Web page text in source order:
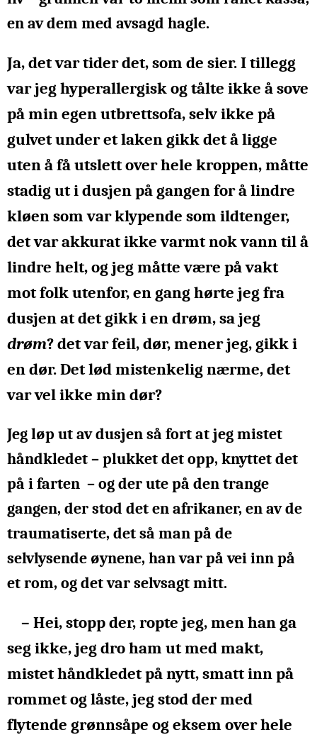
en av dem med avsagd hagle.
Ja, det var tider det, som de sier. I tillegg
var jeg hyperallergisk og tålte ikke å sove
på min egen utbrettsofa, selv ikke på
gulvet under et laken gikk det å ligge
uten å få utslett over hele kroppen, måtte
stadig ut i dusjen på gangen for å lindre
kløen som var klypende som ildtenger,
det var akkurat ikke varmt nok vann til å
lindre helt, og jeg måtte være på vakt
mot folk utenfor, en gang hørte jeg fra
dusjen at det gikk i en drøm, sa jeg
drøm? det var feil, dør, mener jeg, gikk i
en dør. Det lød mistenkelig nærme, det
var vel ikke min dør?
Jeg løp ut av dusjen så fort at jeg mistet
håndkledet – plukket det opp, knyttet det
på i farten – og der ute på den trange
gangen, der stod det en afrikaner, en av de
traumatiserte, det så man på de
selvlysende øynene, han var på vei inn på
et rom, og det var selvsagt mitt.
– Hei, stopp der, ropte jeg, men han ga
seg ikke, jeg dro ham ut med makt,
mistet håndkledet på nytt, smatt inn på
rommet og låste, jeg stod der med
flytende grønnsåpe og eksem over hele